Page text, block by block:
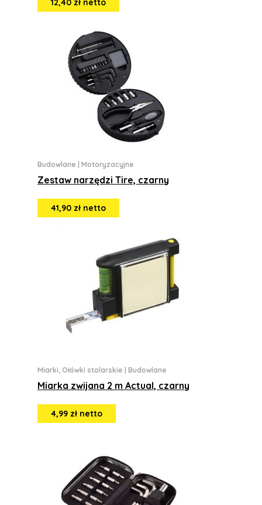
12,40 zł netto
Budowlane Motoryzacyjne
Zestaw narzędzi Tire, czarny
41,90 zł netto
Miarki, Ołówki stolarskie Budowlane
Miarka zwijana 2 m Actual, czarny
4,99 zł netto